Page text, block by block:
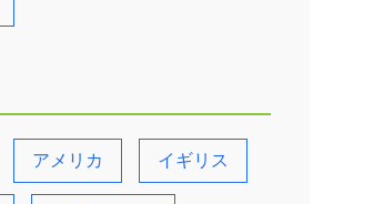
アメリカ イギリス